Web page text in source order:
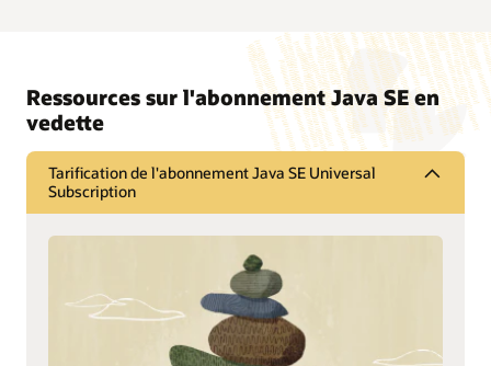
Ressources sur l'abonnement Java SE en
vedette
Tarification de l'abonnement Java SE Universal
Subscription